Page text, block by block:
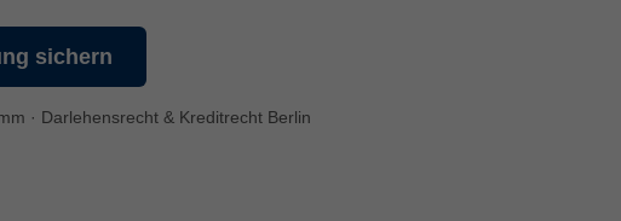
sichern
· Darlehensrecht & Kreditrecht Berlin